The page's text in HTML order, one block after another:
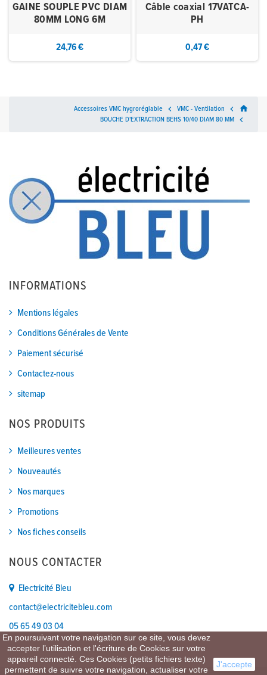
GAINE SOUPLE PVC DIAM
80MM LONG 6M
24,76 €
Câble coaxial 17VATCA-
PH
0,47 €
home

VMC - Ventilation

Accessoires VMC hygroréglable

BOUCHE D'EXTRACTION BEHS 10/40 DIAM 80 MM
INFORMATIONS
Mentions légales
Conditions Générales de Vente
Paiement sécurisé
Contactez-nous
sitemap
NOS PRODUITS
Meilleures ventes
Nouveautés
Nos marques
Promotions
Nos fiches conseils
NOUS CONTACTER
Electricité Bleu
contact@electricitebleu.com
05 65 49 03 04
En poursuivant votre navigation sur ce site, vous devez
accepter l’utilisation et l'écriture de Cookies sur votre
appareil connecté. Ces Cookies (petits fichiers texte)
permettent de suivre votre navigation, actualiser votre
J'accepte